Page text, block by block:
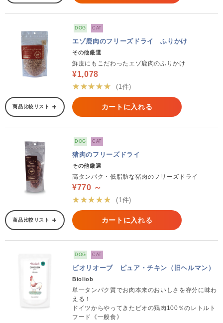
DOG CAT
エゾ鹿肉のフリーズドライ ふりかけ
その他厳選
鮮度にもこだわったエゾ鹿肉のふりかけ
¥1,078
★★★★★
(1件)
商品比較リスト カートに入れる
DOG CAT
猪肉のフリーズドライ
その他厳選
高タンパク・低脂肪な猪肉のフリーズドライ
¥770 ～
★★★★★
(1件)
商品比較リスト カートに入れる
DOG CAT
ビオリオーブ ピュア・チキン（旧ヘルマン）
Bioliob
単一タンパク質でお肉本来のおいしさを存分に味わ
える！
ドイツからやってきたビオの鶏肉100％のレトルト
フード《一般食》